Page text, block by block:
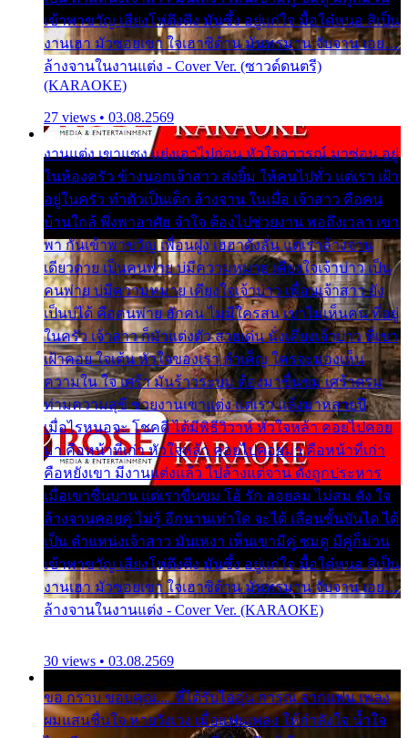
เข้าพาขวัญ เสียงโห่ตึงตึง มันซึ้ง อยู่แก่ใจ มื้อใด๋หนอ สิเป็น
งานเฮา มัวซอยเขา ใจเฮาซิด้าน มันทรมาน จับจาน เอย…
ล้างจานในงานแต่ง - Cover Ver. (ซาวด์ดนตรี)
(KARAOKE)
27 views • 03.08.2569
งานแต่ง เขาแซง แย่งเอาไปก่อน หัวใจอาวรณ์ มาซ่อน อยู่
ในห้องครัว ข้างนอกเจ้าสาว ส่งยิ้ม ให้คนไปทั่ว แต่เรา เฝ้า
อยู่ในครัว ทำตัวเป็นเด็ก ล้างจาน ในเมื่อ เจ้าสาว คือคน
บ้านใกล้ พึ่งพาอาศัย จำใจ ต้องไปช่วยงาน พอถึงเวลา เขา
พา กันเข้าพาขวัญ เพื่อนฝูง เฮฮาดังลั่น แต่เราล้างจาน
เดียวดาย เป็นคนพ่าย บ่มีความหมาย เคียงใจเจ้าบ่าว เป็น
คนพ่าย บ่มีความหมาย เคียงใจเจ้าบ่าว เพื่อนเจ้าสาว ยัง
เป็นบ่ได้ คือคนพ่าย ฮักคน ไม่มีใครสน เขาไม่เห็นคน ที่อยู่
ในครัว เจ้าสาว ก็มัวแต่งตัว สวยเด่น นั่งเคียงเจ้าบ่าว ที่เขา
เฝ้าคอย ใจเต้น หัวใจของเรา ลำเค็ญ ใครจะมองเห็น
ความใน ใจ เศร้า มันร้าวระบม ต้องมาขื่นขม เศร้าตรม
ท่ามความสุขี ช่วยงานเขาแต่ง แต่เรา แล้งมาหลายปี
เมื่อไรหนอจะ โชคดี ได้มีพิธีวิวาห์ หัวใจหล้า คอยไปคอย
มา คือหน้าที่เก่า หัวใจหล้า คอยไปคอยมา คือหน้าที่เก่า
คือหยังเขา มีงานแต่งแล้ว ไปล้างแต่จาน ดั่งถูกประหาร
เมื่อเขาชื่นบาน แต่เราขื่นขม โอ้ รัก ลอยลม ไม่สม ดัง ใจ
ล้างจานคอยคู่ ไม่รู้ อีกนานเท่าใด จะได้ เลื่อนขั้นบันได ได้
เป็น ตำแหน่งเจ้าสาว มันเหงา เห็นเขามีคู่ ซมดู มีคู่ก็ม่วน
เข้าพาขวัญ เสียงโห่ตึงตึง มันซึ้ง อยู่แก่ใจ มื้อใด๋หนอ สิเป็น
งานเฮา มัวซอยเขา ใจเฮาซิด้าน มันทรมาน จับจาน เอย…
ล้างจานในงานแต่ง - Cover Ver. (KARAOKE)
30 views • 03.08.2569
ขอ กราบ ขอบคุณ.... ที่ได้รับไออุ่น การุณ จากแฟน เพลง
ผมแสนชื่นใจ หายวังเวง เมื่อแฟนเพลง ให้กำลังใจ น้ำใจ